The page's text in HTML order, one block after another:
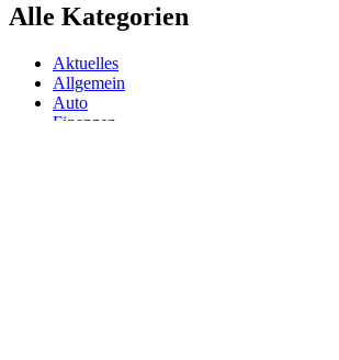
Alle Kategorien
Aktuelles
Allgemein
Auto
Finanzen